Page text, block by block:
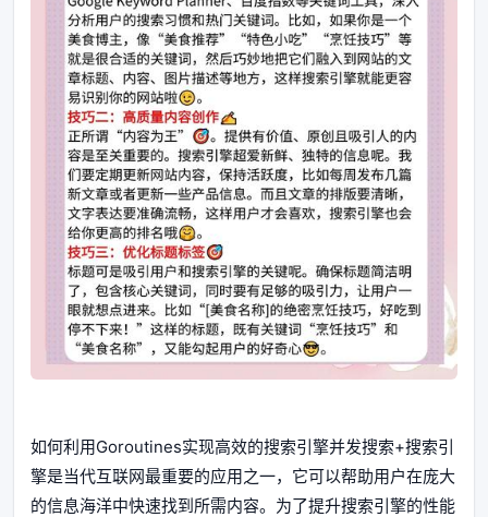
如何利用Goroutines实现高效的搜索引擎并发搜索+搜索引
擎是当代互联网最重要的应用之一，它可以帮助用户在庞大
的信息海洋中快速找到所需内容。为了提升搜索引擎的性能